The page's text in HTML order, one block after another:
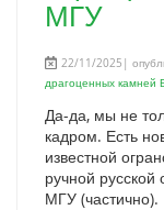
МГУ
22/11/2025|
драгоценных камней
Да-да, мы не
кадром. Есть
известной
ручной
МГУ (частично).